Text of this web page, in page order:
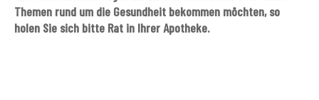
Themen rund um die Gesundheit bekommen möchten, so
holen Sie sich bitte Rat in Ihrer Apotheke.